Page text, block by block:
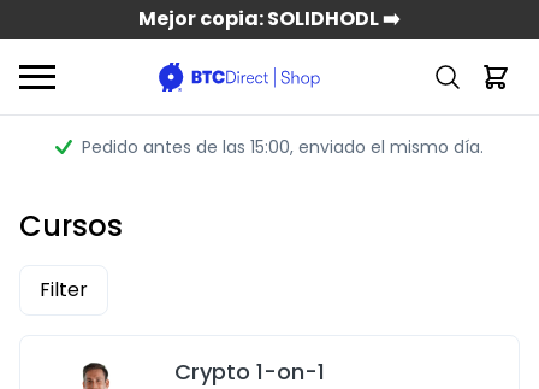
Mejor copia: SOLIDHODL ➡️
Pedido antes de las 15:00, enviado el mismo día.
Cursos
Filter
Crypto 1-on-1